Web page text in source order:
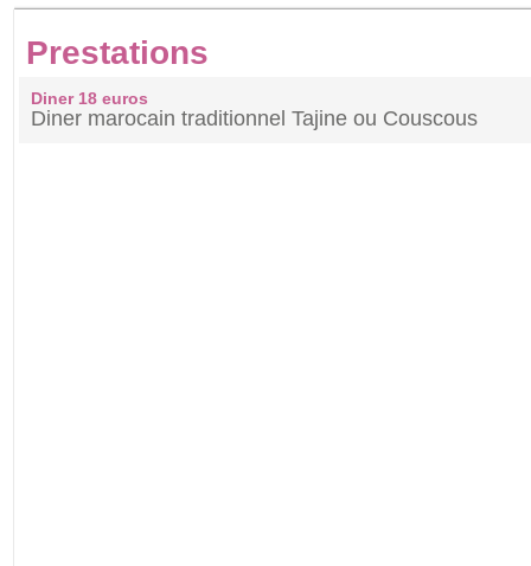
Prestations
Diner 18 euros
Diner marocain traditionnel Tajine ou Couscous